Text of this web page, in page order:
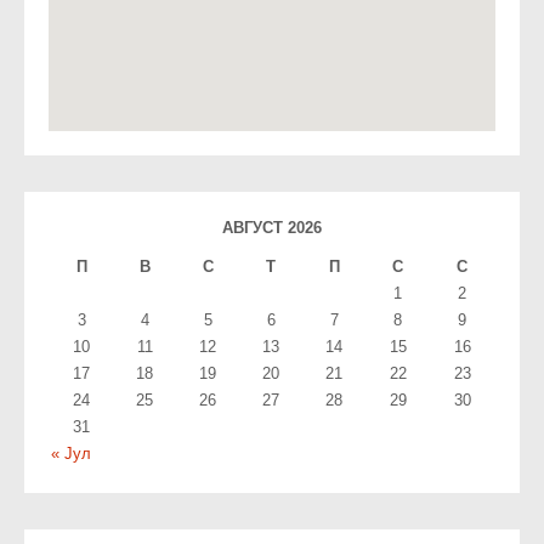
АВГУСТ 2026
П В С T П С С
« Јул
1
2
3
4 5 6 7 8
9
10
11 12 13 14 15
16
17
18 19 20 21 22
23
24
25 26 27 28 29
30
31